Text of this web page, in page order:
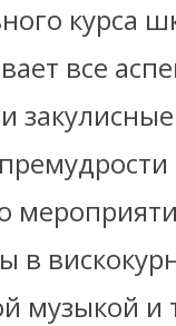
курса
все
в
музыкой и